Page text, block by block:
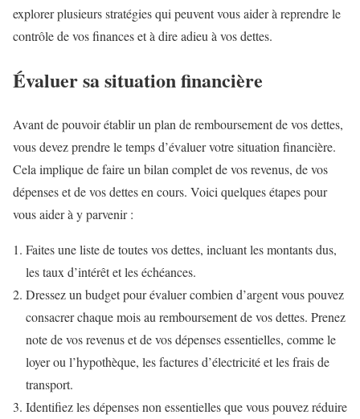
explorer plusieurs stratégies qui peuvent vous aider à reprendre le
contrôle de vos finances et à dire adieu à vos dettes.
Évaluer sa situation financière
Avant de pouvoir établir un plan de remboursement de vos dettes,
vous devez prendre le temps d’évaluer votre situation financière.
Cela implique de faire un bilan complet de vos revenus, de vos
dépenses et de vos dettes en cours. Voici quelques étapes pour
vous aider à y parvenir :
Faites une liste de toutes vos dettes, incluant les montants dus,
les taux d’intérêt et les échéances.
Dressez un budget pour évaluer combien d’argent vous pouvez
consacrer chaque mois au remboursement de vos dettes. Prenez
note de vos revenus et de vos dépenses essentielles, comme le
loyer ou l’hypothèque, les factures d’électricité et les frais de
transport.
Identifiez les dépenses non essentielles que vous pouvez réduire